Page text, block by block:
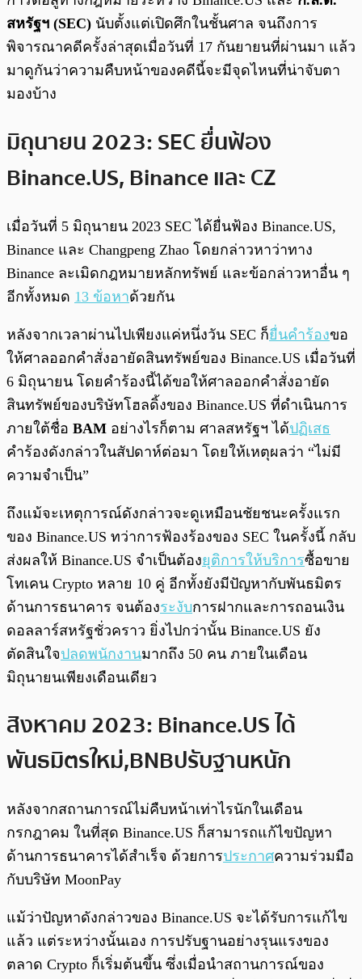
สหรัฐฯ (SEC) นับตั้งแต่เปิดศึกในชั้นศาล จนถึงการ
พิจารณาคดีครั้งล่าสุดเมื่อวันที่ 17 กันยายนที่ผ่านมา แล้ว
มาดูกันว่าความคืบหน้าของคดีนี้จะมีจุดไหนที่น่าจับตา
มองบ้าง
มิถุนายน 2023: SEC ยื่นฟ้อง
Binance.US, Binance และ CZ
เมื่อวันที่ 5 มิถุนายน 2023 SEC ได้ยื่นฟ้อง Binance.US,
Binance และ Changpeng Zhao โดยกล่าวหาว่าทาง
Binance ละเมิดกฎหมายหลักทรัพย์ และข้อกล่าวหาอื่น ๆ
อีกทั้งหมด 13 ข้อหาด้วยกัน
หลังจากเวลาผ่านไปเพียงแค่หนึ่งวัน SEC ก็ยื่นคำร้องขอ
ให้ศาลออกคำสั่งอายัดสินทรัพย์ของ Binance.US เมื่อวันที่
6 มิถุนายน โดยคำร้องนี้ได้ขอให้ศาลออกคำสั่งอายัด
สินทรัพย์ของบริษัทโฮลดิ้งของ Binance.US ที่ดำเนินการ
ภายใต้ชื่อ BAM อย่างไรก็ตาม ศาลสหรัฐฯ ได้ปฏิเสธ
คำร้องดังกล่าวในสัปดาห์ต่อมา โดยให้เหตุผลว่า “ไม่มี
ความจำเป็น”
ถึงแม้จะเหตุการณ์ดังกล่าวจะดูเหมือนชัยชนะครั้งแรก
ของ Binance.US ทว่าการฟ้องร้องของ SEC ในครั้งนี้ กลับ
ส่งผลให้ Binance.US จำเป็นต้องยุติการให้บริการซื้อขาย
โทเคน Crypto หลาย 10 คู่ อีกทั้งยังมีปัญหากับพันธมิตร
ด้านการธนาคาร จนต้องระงับการฝากและการถอนเงิน
ดอลลาร์สหรัฐชั่วคราว ยิ่งไปกว่านั้น Binance.US ยัง
ตัดสินใจปลดพนักงานมากถึง 50 คน ภายในเดือน
มิถุนายนเพียงเดือนเดียว
สิงหาคม 2023: Binance.US ได้
พันธมิตรใหม่, BNB ปรับฐานหนัก
หลังจากสถานการณ์ไม่คืบหน้าเท่าไรนักในเดือน
กรกฎาคม ในที่สุด Binance.US ก็สามารถแก้ไขปัญหา
ด้านการธนาคารได้สำเร็จ ด้วยการประกาศความร่วมมือ
กับบริษัท MoonPay
แม้ว่าปัญหาดังกล่าวของ Binance.US จะได้รับการแก้ไข
แล้ว แต่ระหว่างนั้นเอง การปรับฐานอย่างรุนแรงของ
ตลาด Crypto ก็เริ่มต้นขึ้น ซึ่งเมื่อนำสถานการณ์ของ